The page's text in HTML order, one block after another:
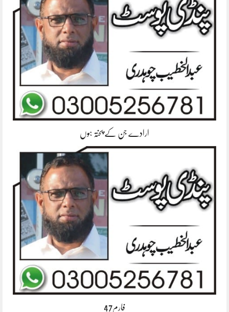
ارادے جن کے پختہ ہوں
فارم47